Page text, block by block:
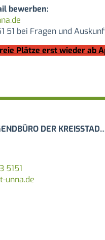
bewerben:
51 bei Fragen und
Plätze erst wieder ab
KINDER- UND
5151
unna.de